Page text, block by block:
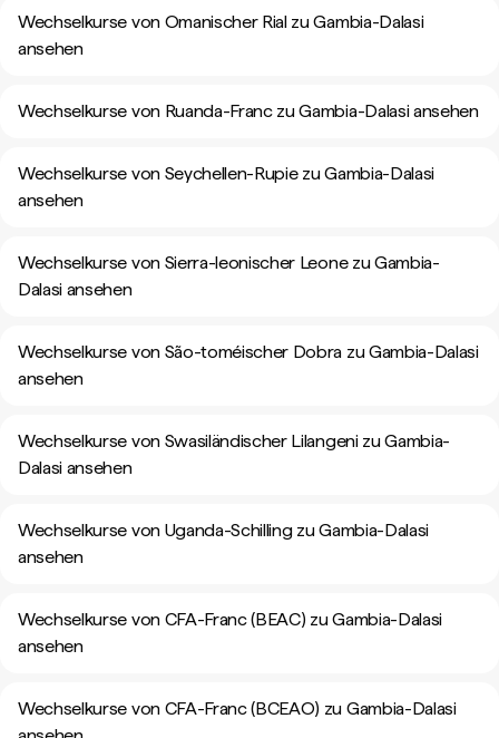
Wechselkurse von Omanischer Rial zu Gambia-Dalasi
ansehen
Wechselkurse von Ruanda-Franc zu Gambia-Dalasi ansehen
Wechselkurse von Seychellen-Rupie zu Gambia-Dalasi
ansehen
Wechselkurse von Sierra-leonischer Leone zu Gambia-
Dalasi ansehen
Wechselkurse von São-toméischer Dobra zu Gambia-Dalasi
ansehen
Wechselkurse von Swasiländischer Lilangeni zu Gambia-
Dalasi ansehen
Wechselkurse von Uganda-Schilling zu Gambia-Dalasi
ansehen
Wechselkurse von CFA-Franc (BEAC) zu Gambia-Dalasi
ansehen
Wechselkurse von CFA-Franc (BCEAO) zu Gambia-Dalasi